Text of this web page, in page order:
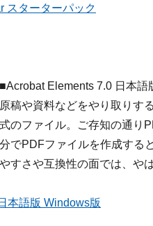
スターターパック
■Acrobat Elements 7.0 日本語
原稿や資料などをやり取りす
式のファイル。ご存知の通り
でPDFファイルを作成する
すさや互換性の面では、や
本語版 Windows版